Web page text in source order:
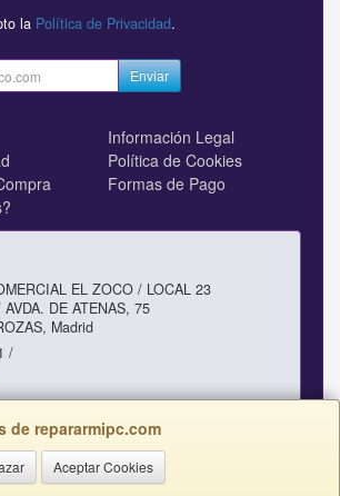
de repararmipc.com
Aceptar Cookies
la Política de Privacidad.
Enviar
Información Legal
Política de Cookies
Formas de Pago
EL ZOCO / LOCAL 23
DE ATENAS, 75
, Madrid
/